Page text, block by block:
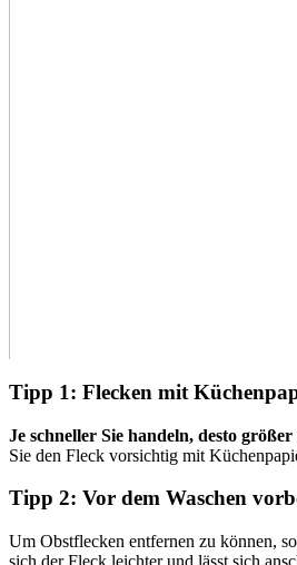
Tipp 1: Flecken mit
Je schneller Sie handeln, desto
Sie den Fleck vorsichtig mit
Tipp 2: Vor dem Waschen
Um Obstflecken entfernen zu können,
sich der Fleck leichter und lässt sich